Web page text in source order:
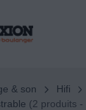
& son Hifi
(2 produits -